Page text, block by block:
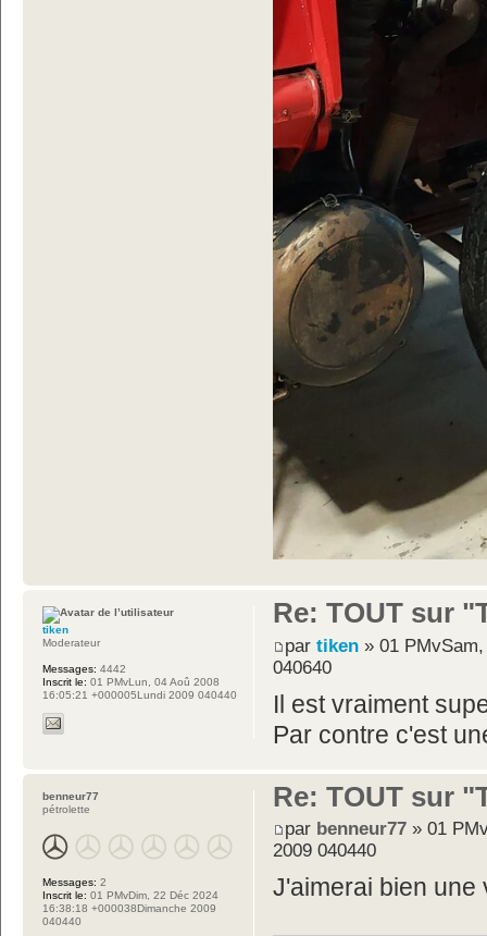
Re: TOUT sur
partiken » 01
040640
Il est vraiment
Par contre c'est
tiken
Moderateur
Messages: 4442
Inscrit le: 01 PMvLun, 04 Aoû 2008
16:05:21 +000005Lundi 2009 040440
Re: TOUT sur
par benneur77 » 01
2009 040440
J'aimerai bien
benneur77
pétrolette
Messages: 2
Inscrit le: 01 PMvDim, 22 Déc 2024
16:38:18 +000038Dimanche 2009
040440